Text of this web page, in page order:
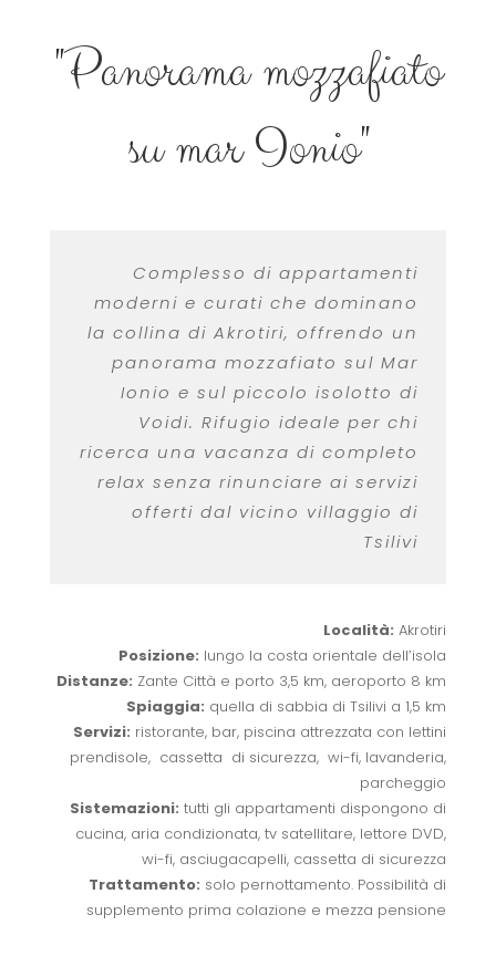
"Panorama mozzafiato
su mar Ionio"
Complesso di appartamenti
moderni e curati che dominano
la collina di Akrotiri, offrendo un
panorama mozzafiato sul Mar
Ionio e sul piccolo isolotto di
Voidi. Rifugio ideale per chi
ricerca una vacanza di completo
relax senza rinunciare ai servizi
offerti dal vicino villaggio di
Tsilivi
Località: Akrotiri
Posizione: lungo la costa orientale dell’isola
Distanze: Zante Città e porto 3,5 km, aeroporto 8 km
Spiaggia: quella di sabbia di Tsilivi a 1,5 km
Servizi: ristorante, bar, piscina attrezzata con lettini
prendisole, cassetta di sicurezza, wi-fi, lavanderia,
parcheggio
Sistemazioni: tutti gli appartamenti dispongono di
cucina, aria condizionata, tv satellitare, lettore DVD,
wi-fi, asciugacapelli, cassetta di sicurezza
Trattamento: solo pernottamento. Possibilità di
supplemento prima colazione e mezza pensione